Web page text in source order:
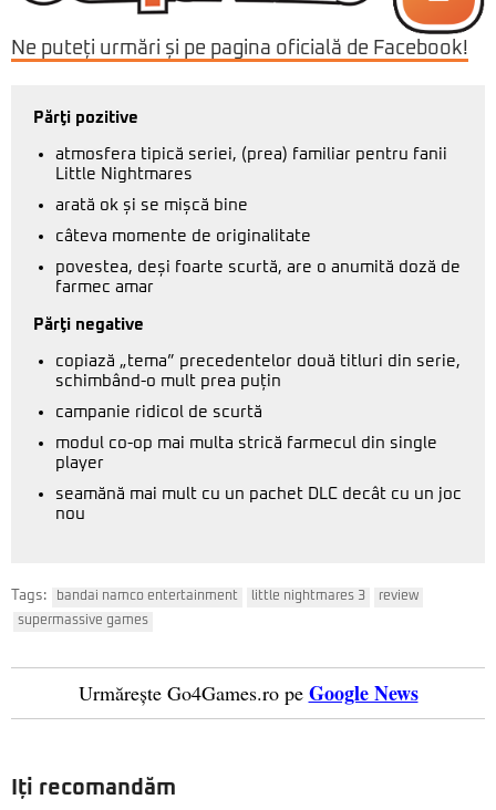
Ne puteți urmări și pe pagina oficială de Facebook!
Părţi pozitive
atmosfera tipică seriei, (prea) familiar pentru fanii
Little Nightmares
arată ok și se mișcă bine
câteva momente de originalitate
povestea, deși foarte scurtă, are o anumită doză de
farmec amar
Părţi negative
copiază „tema” precedentelor două titluri din serie,
schimbând-o mult prea puțin
campanie ridicol de scurtă
modul co-op mai multa strică farmecul din single
player
seamănă mai mult cu un pachet DLC decât cu un joc
nou
Tags: bandai namco entertainment little nightmares 3
review
supermassive games
Urmărește Go4Games.ro pe Google News
Iți recomandăm